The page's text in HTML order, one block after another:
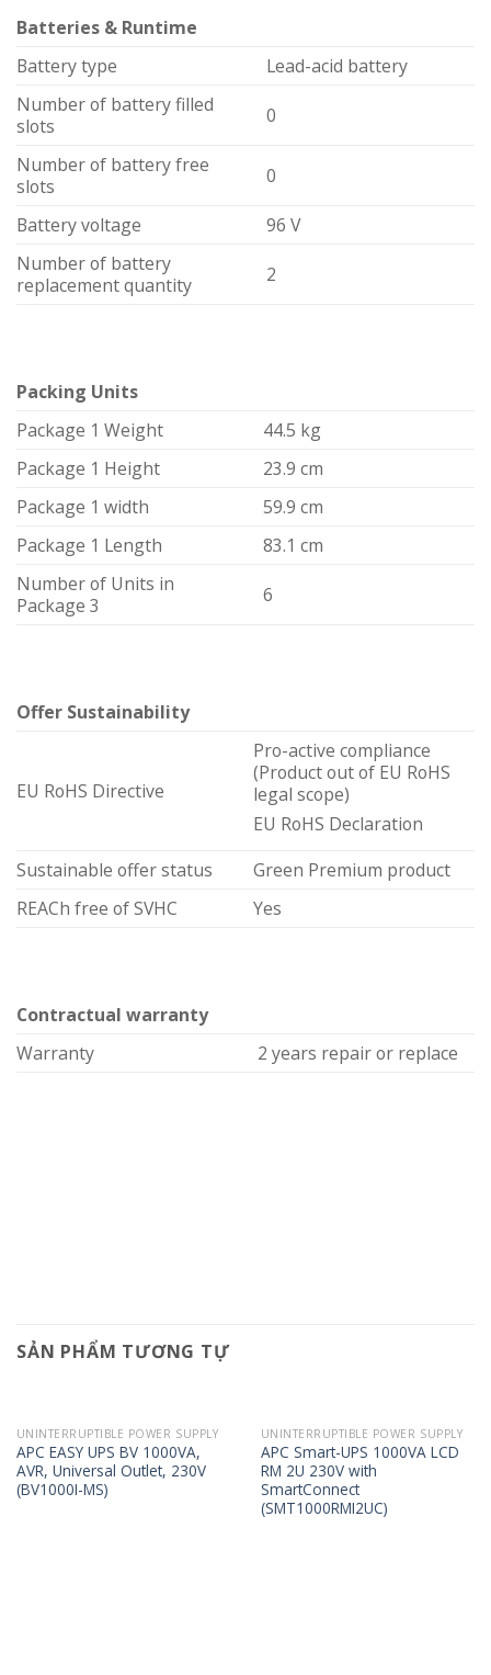
Batteries & Runtime
Battery type
Lead-acid battery
Number of battery filled
slots
0
Number of battery free
slots
0
Battery voltage
96 V
Number of battery
replacement quantity
2
Packing Units
Package 1 Weight
44.5 kg
Package 1 Height
23.9 cm
Package 1 width
59.9 cm
Package 1 Length
83.1 cm
Number of Units in
Package 3
6
Offer Sustainability
EU RoHS Directive
Pro-active compliance
(Product out of EU RoHS
legal scope)
EU RoHS Declaration
Sustainable offer status
Green Premium product
REACh free of SVHC
Yes
Contractual warranty
Warranty
2 years repair or replace
SẢN PHẨM TƯƠNG TỰ
UNINTERRUPTIBLE POWER SUPPLY
APC EASY UPS BV 1000VA,
AVR, Universal Outlet, 230V
(BV1000I-MS)
UNINTERRUPTIBLE POWER SUPPLY
APC Smart-UPS 1000VA LCD
RM 2U 230V with
SmartConnect
(SMT1000RMI2UC)